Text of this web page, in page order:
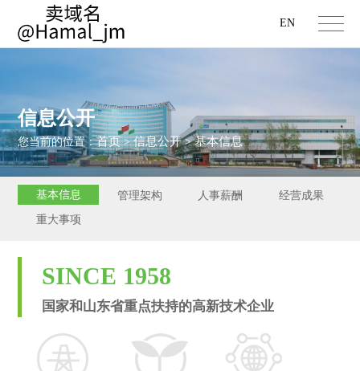
EN
信息公开
您当前的位置：首页>信息公开>基本信息
基本信息 管理架构 人事薪酬
经营成果
重大事项
SINCE 1958
国家和山东省重点扶持的高新技术企业